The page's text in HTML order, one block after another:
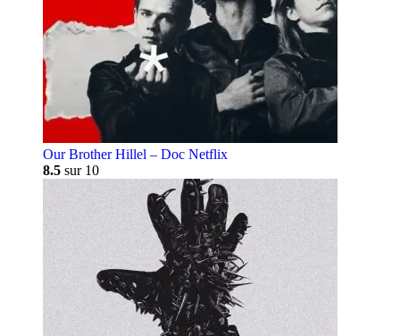
Our Brother Hillel – Doc Netflix
8.5 sur 10